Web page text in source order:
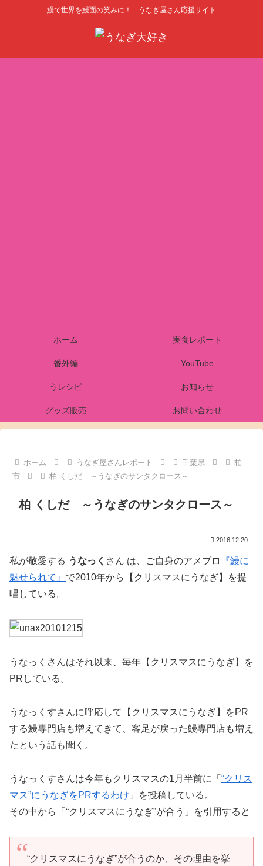
鰻で世界を鰻面の笑みに！ うなぎ屋さん応援サイト
ホーム 実食レポート
番外編 YouTube
うレシピ お知らせ
グッズ販売 お問い合わせ
ホーム うなぎ屋さんレポート 千葉県
柏
市
柏 くしだ ～うなぎのサンタクロース～
柏 くしだ ～うなぎのサンタクロース～
2016.12.20
私が敬愛する うなっく さん は、ご自身のアメブロ
『鰻に
魅せられて』 で2010年から【クリスマスにうなぎ】を提
唱している。
うなっくさんはそれ以来、毎年【クリスマスにうなぎ】を
PRしている。
うなっくすさんに呼応して【クリスマスにうなぎ】をPR
する鰻専門店も増えてきて、客足が戻った鰻専門店も増え
たという話も聞く。
うなっくすさんは今年もクリスマスの1月半前に「 “クリス
マス”にうなぎをPRするわけ 」を投稿している。
その中から「“クリスマスにうなぎ”が合う」を引用すると
“クリスマスにうなぎ”が合うのか、その理由を挙